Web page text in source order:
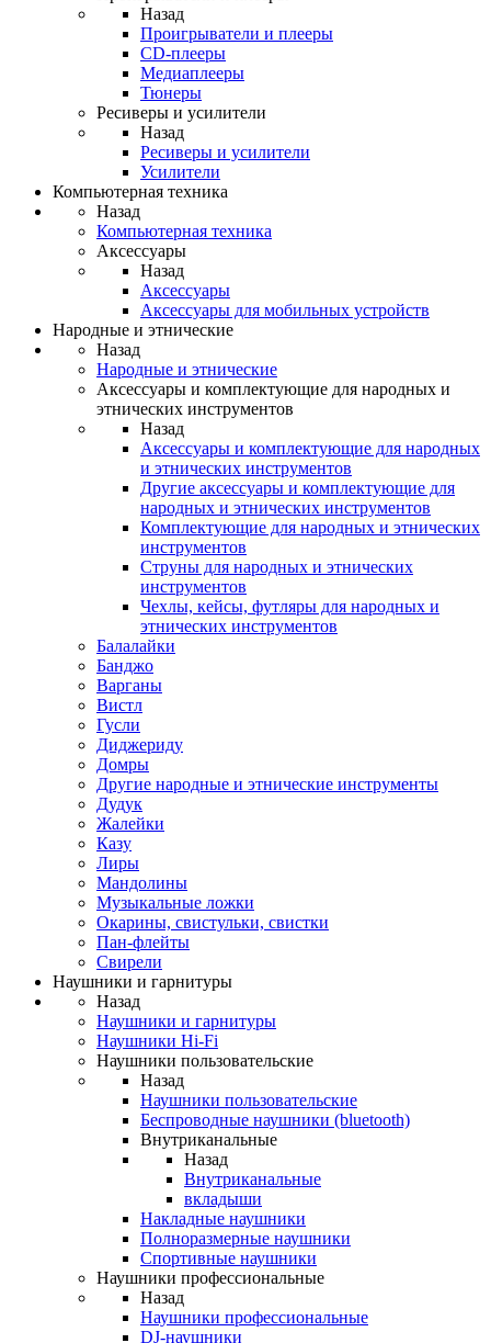
Назад
Проигрыватели и плееры
CD-плееры
Медиаплееры
Тюнеры
Ресиверы и усилители
Назад
Ресиверы и усилители
Усилители
Компьютерная техника
Назад
Компьютерная техника
Аксессуары
Назад
Аксессуары
Аксессуары для мобильных устройств
Народные и этнические
Назад
Народные и этнические
Аксессуары и комплектующие для народных и
этнических инструментов
Назад
Аксессуары и комплектующие для народных
и этнических инструментов
Другие аксессуары и комплектующие для
народных и этнических инструментов
Комплектующие для народных и этнических
инструментов
Струны для народных и этнических
инструментов
Чехлы, кейсы, футляры для народных и
этнических инструментов
Балалайки
Банджо
Варганы
Вистл
Гусли
Диджериду
Домры
Другие народные и этнические инструменты
Дудук
Жалейки
Казу
Лиры
Мандолины
Музыкальные ложки
Окарины, свистульки, свистки
Пан-флейты
Свирели
Наушники и гарнитуры
Назад
Наушники и гарнитуры
Наушники Hi-Fi
Наушники пользовательские
Назад
Наушники пользовательские
Беспроводные наушники (bluetooth)
Внутриканальные
Назад
Внутриканальные
вкладыши
Накладные наушники
Полноразмерные наушники
Спортивные наушники
Наушники профессиональные
Назад
Наушники профессиональные
DJ-наушники